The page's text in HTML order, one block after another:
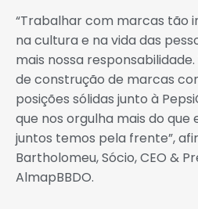
“Trabalhar com marcas tão
na cultura e na vida das
mais nossa
de construção de marcas
posições sólidas junto à
que nos orgulha mais do que
juntos temos pela frente”,
Bartholomeu, Sócio, CEO &
AlmapBBDO.